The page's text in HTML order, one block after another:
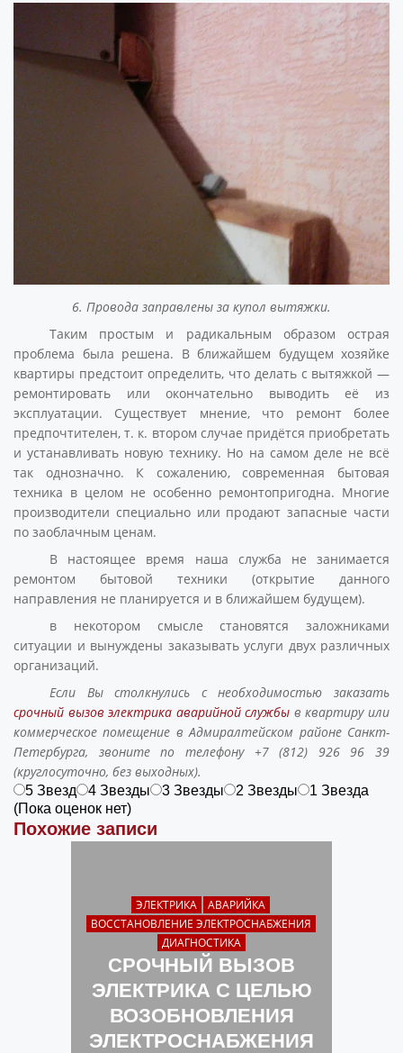
6. Провода заправлены за купол вытяжки.
Таким простым и радикальным образом острая
проблема была решена. В ближайшем будущем хозяйке
квартиры предстоит определить, что делать с вытяжкой —
ремонтировать или окончательно выводить её из
эксплуатации. Существует мнение, что ремонт более
предпочтителен, т. к. втором случае придётся приобретать
и устанавливать новую технику. Но на самом деле не всё
так однозначно. К сожалению, современная бытовая
техника в целом не особенно ремонтопригодна. Многие
производители специально или продают запасные части
по заоблачным ценам.
В настоящее время наша служба не занимается
ремонтом бытовой техники (открытие данного
направления не планируется и в ближайшем будущем).
в некотором смысле становятся заложниками
ситуации и вынуждены заказывать услуги двух различных
организаций.
Если Вы столкнулись с необходимостью заказать
срочный вызов электрика аварийной службы в квартиру или
коммерческое помещение в Адмиралтейском районе Санкт-
Петербурга, звоните по телефону +7 (812) 926 96 39
(круглосуточно, без выходных).
5 Звезд 4 Звезды 3 Звезды 2 Звезды
1 Звезда
(Пока оценок нет)
Похожие записи
ЭЛЕКТРИКА
АВАРИЙКА
ВОССТАНОВЛЕНИЕ ЭЛЕКТРОСНАБЖЕНИЯ
ДИАГНОСТИКА
СРОЧНЫЙ ВЫЗОВ
ЭЛЕКТРИКА С ЦЕЛЬЮ
ВОЗОБНОВЛЕНИЯ
ЭЛЕКТРОСНАБЖЕНИЯ